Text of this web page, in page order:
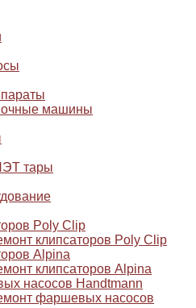
машины
тары
Poly Clip
клипсаторов Poly Clip
Alpina
клипсаторов Alpina
насосов Handtmann
фаршевых насосов